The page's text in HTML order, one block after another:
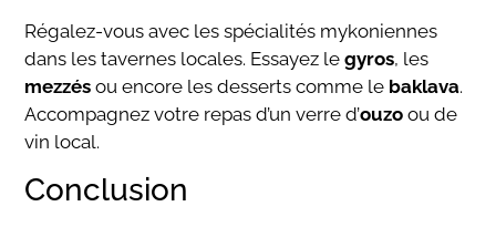
Régalez-vous avec les spécialités mykoniennes
dans les tavernes locales. Essayez legyros, les
mezzés ou encore les desserts comme le baklava.
Accompagnez votre repas d’un verre d’ouzo ou de
vin local.
Conclusion